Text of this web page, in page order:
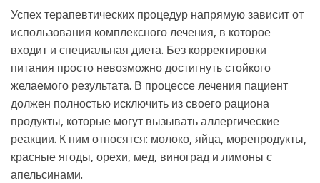
Успех терапевтических процедур напрямую зависит от
использования комплексного лечения, в которое
входит и специальная диета. Без корректировки
питания просто невозможно достигнуть стойкого
желаемого результата. В процессе лечения пациент
должен полностью исключить из своего рациона
продукты, которые могут вызывать аллергические
реакции. К ним относятся: молоко, яйца, морепродукты,
красные ягоды, орехи, мед, виноград и лимоны с
апельсинами.